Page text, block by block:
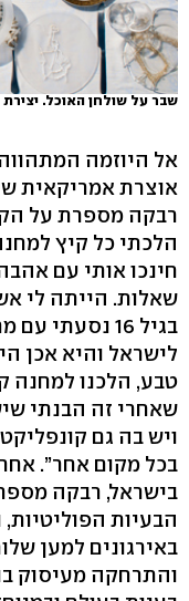
שבר על שולחן האוכל.
אל היוזמה
אוצרת אמריקאית
רבקה מספרת על
הלכתי כל קיץ
חינכו אותי עם
שאלות. הייתה לי
בגיל 16
לישראל והיא אכן
טבע, הלכנו למחנה
שאחרי זה הבנתי
ויש בה גם
בכל מקום אחר”.
בישראל, רבקה
הבעיות
באירגונים למען
והתרחקה מעיסוק